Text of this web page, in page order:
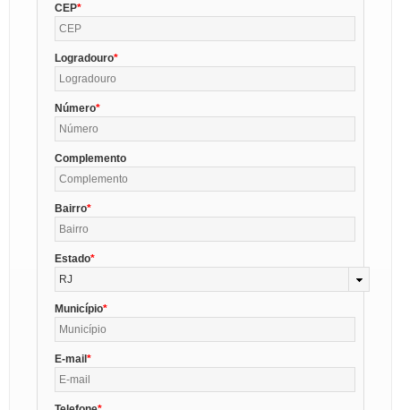
CEP
Logradouro
Número
Complemento
Bairro
Estado
RJ
Município
E-mail